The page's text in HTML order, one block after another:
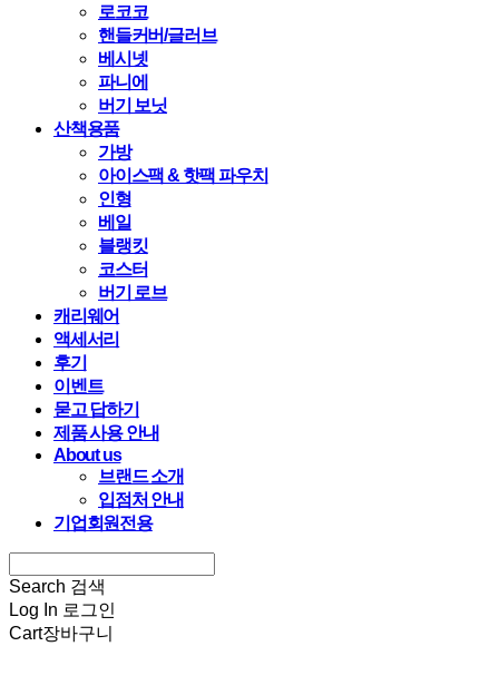
로코코
핸들커버/글러브
베시넷
파니에
버기 보닛
산책용품
가방
아이스팩 & 핫팩 파우치
인형
베일
블랭킷
코스터
버기 로브
캐리웨어
액세서리
후기
이벤트
묻고 답하기
제품 사용 안내
About us
브랜드 소개
입점처 안내
기업회원전용
Search 검색
Log In 로그인
Cart장바구니